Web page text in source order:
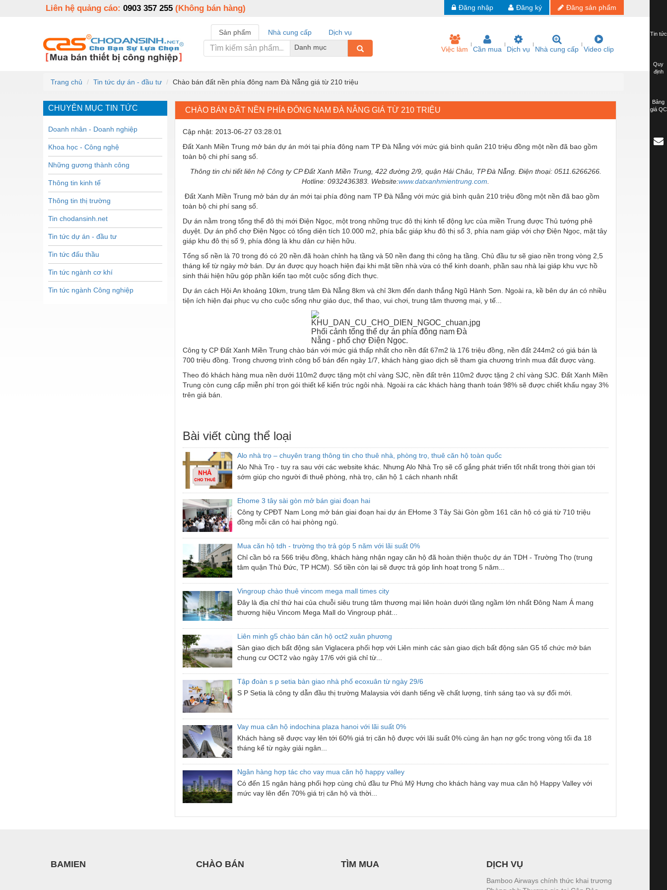
Liên hệ quảng cáo: 0903 357 255 (Không bán hàng) Đăng sản phẩm
Đăng ký
Đăng nhập
Sản phẩm Nhà cung cấp
Dịch vụ
Danh mục
Việc làm Cần mua Dịch vụ Nhà cung cấp Video clip
Trang chủ Tin tức dự án - đầu tư Chào bán đất nền phía đông nam Đà Nẵng giá từ 210 triệu
CHUYÊN MỤC TIN TỨC
Doanh nhân - Doanh nghiệp
Khoa học - Công nghệ
Những gương thành công
Thông tin kinh tế
Thông tin thị trường
Tin chodansinh.net
Tin tức dự án - đầu tư
Tin tức đấu thầu
Tin tức ngành cơ khí
Tin tức ngành Công nghiệp
CHÀO BÁN ĐẤT NỀN PHÍA ĐÔNG NAM ĐÀ NẴNG GIÁ TỪ 210 TRIỆU
Cập nhật: 2013-06-27 03:28:01
Đất Xanh Miền Trung mở bán dự án mới tại phía đông nam TP Đà Nẵng với mức giá bình quân 210 triệu đồng một nền đã bao gồm
toàn bộ chi phí sang sổ.
Thông tin chi tiết liên hệ Công ty CP Đất Xanh Miền Trung, 422 đường 2/9, quận Hải Châu, TP Đà Nẵng. Điện thoại: 0511.6266266.
Hotline: 0932436383. Website:www.datxanhmientrung.com
Đất Xanh Miền Trung mở bán dự án mới tại phía đông nam TP Đà Nẵng với mức giá bình quân 210 triệu đồng một nền đã bao gồm
toàn bộ chi phí sang sổ.
Dự án nằm trong tổng thể đô thị mới Điện Ngọc, một trong những trục đô thị kinh tế động lực của miền Trung được Thủ tướng phê
duyệt. Dự án phố chợ Điện Ngọc có tổng diện tích 10.000 m2, phía bắc giáp khu đô thị số 3, phía nam giáp với chợ Điện Ngọc, mặt tây
giáp khu đô thị số 9, phía đông là khu dân cư hiện hữu.
Tổng số nền là 70 trong đó có 20 nền.đã hoàn chỉnh hạ tầng và 50 nền đang thi công hạ tầng. Chủ đầu tư sẽ giao nền trong vòng 2,5
tháng kể từ ngày mở bán. Dự án được quy hoạch hiện đại khi mặt tiền nhà vừa có thể kinh doanh, phần sau nhà lại giáp khu vực hồ
sinh thái hiện hữu góp phần kiến tạo một cuộc sống đích thực.
Dự án cách Hội An khoảng 10km, trung tâm Đà Nẵng 8km và chỉ 3km đến danh thắng Ngũ Hành Sơn. Ngoài ra, kề bên dự án có nhiều
tiện ích hiện đại phục vụ cho cuộc sống như giáo dục, thể thao, vui chơi, trung tâm thương mại, y tế...
Phối cảnh tổng thể dự án phía đông nam Đà
Nẵng - phố chợ Điện Ngọc.
Công ty CP Đất Xanh Miền Trung chào bán với mức giá thấp nhất cho nền đất 67m2 là 176 triệu đồng, nền đất 244m2 có giá bán là
700 triệu đồng. Trong chương trình công bố bán đến ngày 1/7, khách hàng giao dịch sẽ tham gia chương trình mua đất được vàng.
Theo đó khách hàng mua nền dưới 110m2 được tặng một chỉ vàng SJC, nền đất trên 110m2 được tặng 2 chỉ vàng SJC. Đất Xanh Miền
Trung còn cung cấp miễn phí trọn gói thiết kế kiến trúc ngôi nhà. Ngoài ra các khách hàng thanh toán 98% sẽ được chiết khấu ngay 3%
trên giá bán.
Bài viết cùng thể loại
Alo nhà trọ – chuyên trang thông tin cho thuê nhà, phòng trọ, thuê căn hộ toàn quốc
Alo Nhà Trọ - tuy ra sau với các website khác. Nhưng Alo Nhà Trọ sẽ cố gắng phát triển tốt nhất trong thời gian tới
sớm giúp cho người đi thuê phòng, nhà trọ, căn hộ 1 cách nhanh nhất
Ehome 3 tây sài gòn mở bán giai đoạn hai
Công ty CPĐT Nam Long mở bán giai đoạn hai dự án EHome 3 Tây Sài Gòn gồm 161 căn hộ có giá từ 710 triệu
đồng mỗi căn có hai phòng ngủ.
Mua căn hộ tdh - trường thọ trả góp 5 năm với lãi suất 0%
Chỉ cần bỏ ra 566 triệu đồng, khách hàng nhận ngay căn hộ đã hoàn thiện thuộc dự án TDH - Trường Thọ (trung
tâm quận Thủ Đức, TP HCM). Số tiền còn lại sẽ được trả góp linh hoạt trong 5 năm...
Vingroup chào thuê vincom mega mall times city
Đây là địa chỉ thứ hai của chuỗi siêu trung tâm thương mại liên hoàn dưới tầng ngầm lớn nhất Đông Nam Á mang
thương hiệu Vincom Mega Mall do Vingroup phát...
Liên minh g5 chào bán căn hộ oct2 xuân phương
Sàn giao dịch bất động sản Viglacera phối hợp với Liên minh các sàn giao dịch bất động sản G5 tổ chức mở bán
chung cư OCT2 vào ngày 17/6 với giá chỉ từ...
Tập đoàn s p setia bàn giao nhà phố ecoxuân từ ngày 29/6
S P Setia là công ty dẫn đầu thị trường Malaysia với danh tiếng về chất lượng, tính sáng tạo và sự đổi mới.
Vay mua căn hộ indochina plaza hanoi với lãi suất 0%
Khách hàng sẽ được vay lên tới 60% giá trị căn hộ được với lãi suất 0% cùng ân hạn nợ gốc trong vòng tối đa 18
tháng kể từ ngày giải ngân...
Ngân hàng hợp tác cho vay mua căn hộ happy valley
Có đến 15 ngân hàng phối hợp cùng chủ đầu tư Phú Mỹ Hưng cho khách hàng vay mua căn hộ Happy Valley với
mức vay lên đến 70% giá trị căn hộ và thời...
BAMIEN CHÀO BÁN TÌM MUA DỊCH VỤ
Bamboo Airways chính thức khai trương
Tin tức
Quy
định
Bảng
giá QC